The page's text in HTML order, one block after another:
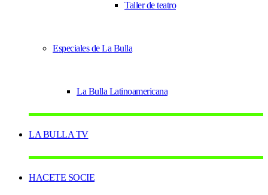
Taller de teatro
Especiales de La Bulla
La Bulla Latinoamericana
LA BULLA TV
HACETE SOCIE